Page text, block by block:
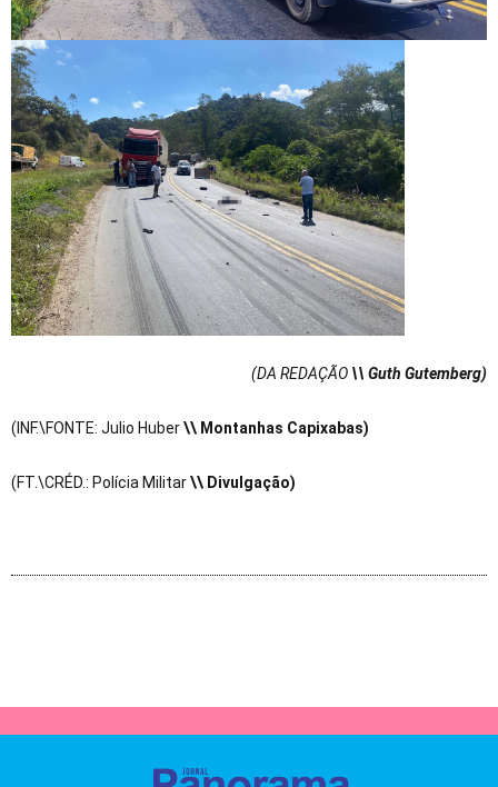
(DA REDAÇÃO \\ Guth Gutemberg)
(INF.\FONTE: Julio Huber\\ Montanhas Capixabas)
(FT.\CRÉD.: Polícia Militar\\ Divulgação)